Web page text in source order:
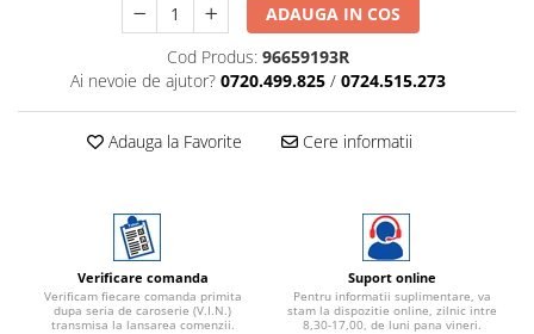
ADAUGA IN COS
Cod Produs: 96659193R
Ai nevoie de ajutor? 0720.499.825 / 0724.515.273
Adauga la Favorite Cere informatii
Verificare comanda
Verificam fiecare comanda primita
dupa seria de caroserie (V.I.N.)
transmisa la lansarea comenzii.
Suport online
Pentru informatii suplimentare, va
stam la dispozitie online, zilnic intre
8,30-17,00, de luni pana vineri.